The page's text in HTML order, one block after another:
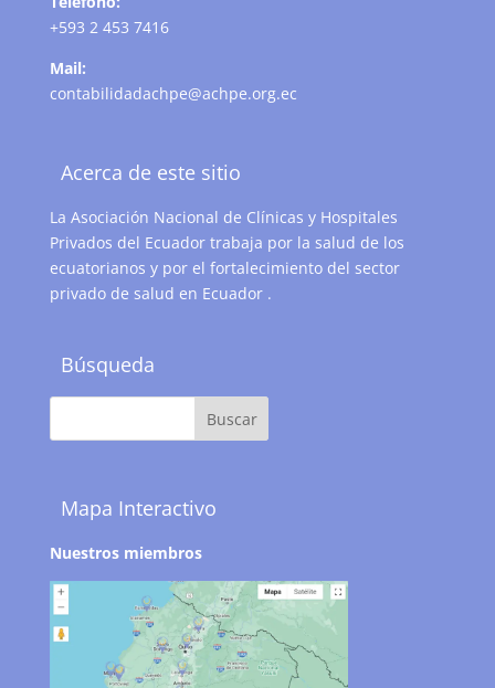
+593 2 453 7416
Mail:
contabilidadachpe@achpe.org.ec
Acerca de este sitio
La Asociación Nacional de Clínicas y Hospitales
Privados del Ecuador trabaja por la salud de los
ecuatorianos y por el fortalecimiento del sector
privado de salud en Ecuador .
Búsqueda
Mapa Interactivo
Nuestros miembros